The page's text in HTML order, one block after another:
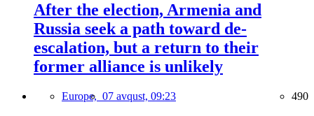
After the election, Armenia and
Russia seek a path toward de-
escalation, but a return to their
former alliance is unlikely
Europe, 07 avqust, 09:23 490